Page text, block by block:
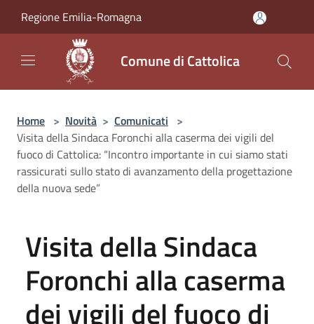
Regione Emilia-Romagna
Comune di Cattolica
Home > Novità > Comunicati >
Visita della Sindaca Foronchi alla caserma dei vigili del
fuoco di Cattolica: “Incontro importante in cui siamo stati
rassicurati sullo stato di avanzamento della progettazione
della nuova sede”
Visita della Sindaca
Foronchi alla caserma
dei vigili del fuoco di